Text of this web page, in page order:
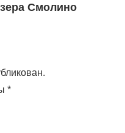
Смолино
*